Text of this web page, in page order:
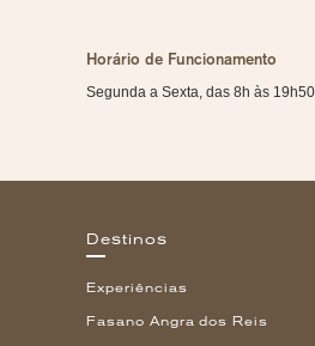
Horário de Funcionamento
Segunda a Sexta, das 8h às
Destinos
Experiências
Fasano Angra dos Reis